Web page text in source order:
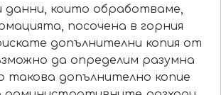
данни, които обработваме,
посочена в горния
допълнителни копия от
да определим разумна
такова допълнително копие